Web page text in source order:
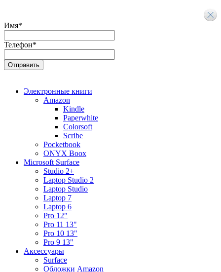
Имя*
Телефон*
Электронные книги
Amazon
Kindle
Paperwhite
Colorsoft
Scribe
Pocketbook
ONYX Boox
Microsoft Surface
Studio 2+
Laptop Studio 2
Laptop Studio
Laptop 7
Laptop 6
Pro 12"
Pro 11 13"
Pro 10 13"
Pro 9 13"
Аксессуары
Surface
Обложки Amazon